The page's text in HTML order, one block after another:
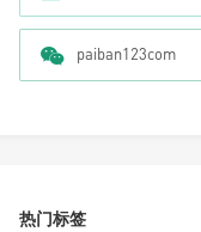
paiban123com
热门标签